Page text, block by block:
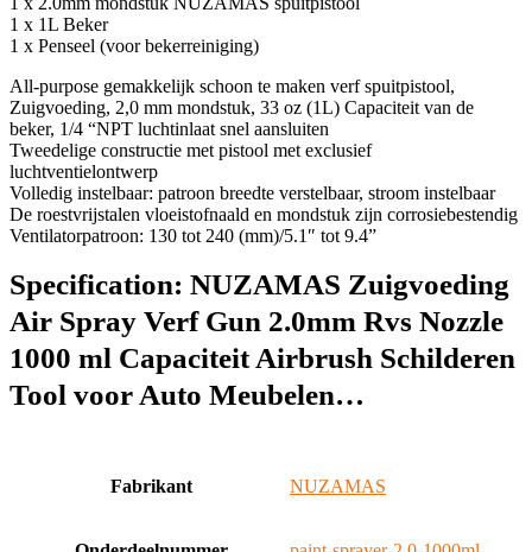
1 x 1L Beker
1 x Penseel (voor bekerreiniging)
All-purpose gemakkelijk schoon te maken verf spuitpistool,
Zuigvoeding, 2,0 mm mondstuk, 33 oz (1L) Capaciteit van de
beker, 1/4 “NPT luchtinlaat snel aansluiten
Tweedelige constructie met pistool met exclusief
luchtventielontwerp
Volledig instelbaar: patroon breedte verstelbaar, stroom instelbaar
De roestvrijstalen vloeistofnaald en mondstuk zijn corrosiebestendig
Ventilatorpatroon: 130 tot 240 (mm)/5.1″ tot 9.4”
Specification: NUZAMAS Zuigvoeding
Air Spray Verf Gun 2.0mm Rvs Nozzle
1000 ml Capaciteit Airbrush Schilderen
Tool voor Auto Meubelen…
Fabrikant ‎NUZAMAS